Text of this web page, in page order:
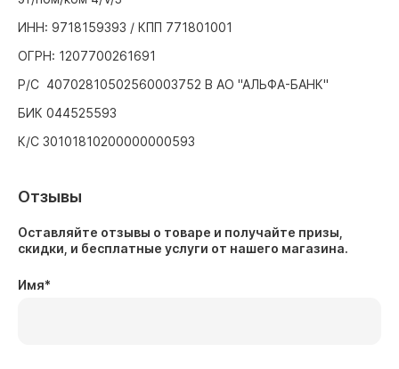
ИНН: 9718159393 / КПП 771801001
ОГРН: 1207700261691
Р/С 40702810502560003752 В АО "АЛЬФА-БАНК"
БИК 044525593
К/С 30101810200000000593
Отзывы
Оставляйте отзывы о товаре и получайте призы,
скидки, и бесплатные услуги от нашего магазина.
Имя*